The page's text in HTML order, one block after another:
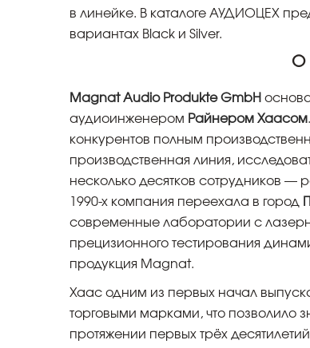
в линейке. В каталоге АУДИОЦЕХ
вариантах Black и Silver.
О
Magnat Audio Produkte GmbH
аудиоинженером Райнером Хаасом
конкурентов полным
производственная линия,
несколько десятков сотрудников —
1990-х компания переехала в город
современные лаборатории с
прецизионного тестирования
продукция Magnat.
Хаас одним из первых начал
торговыми марками, что позволило
протяжении первых трёх